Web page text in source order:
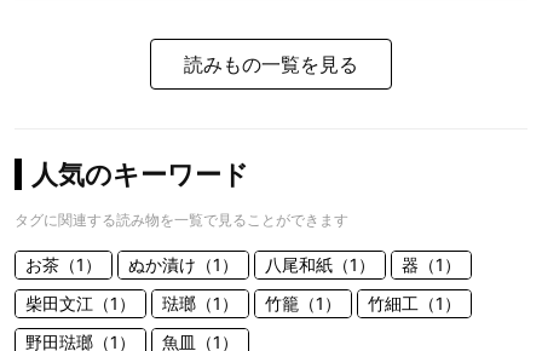
読みもの一覧を見る
人気のキーワード
タグに関連する読み物を一覧で見ることができます
お茶（1） ぬか漬け（1） 八尾和紙（1）
器（1）
柴田文江（1）
琺瑯（1） 竹籠（1）
竹細工（1）
野田琺瑯（1）
魚皿（1）